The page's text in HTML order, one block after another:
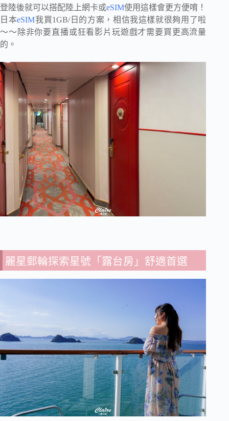
登陸後就可以搭配陸上網卡或eSIM使用這樣會更方便唷！
日本eSIM我買1GB/日的方案，相信我這樣就很夠用了啦
～～除非你要直播或狂看影片玩遊戲才需要買更高流量
的。
麗星郵輪探索星號「露台房」舒適首選